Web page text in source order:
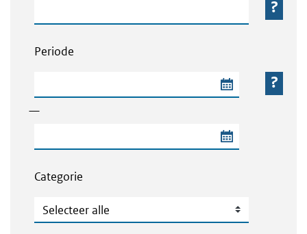
Periode
—
Categorie
Categorie